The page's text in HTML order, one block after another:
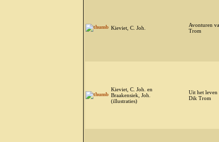
Kieviet, C. Joh.
Avonturen
Trom
Kieviet, C. Joh. en
Braakensiek, Joh.
(illustraties)
Uit het leven
Dik Trom